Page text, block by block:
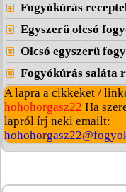
Fogyókúrás
Egyszerű olcsó
Olcsó egyszerű
Fogyókúrás saláta
A lapra a cikkeket /
hohohorgasz22 Ha
lapról írj neki emailt: